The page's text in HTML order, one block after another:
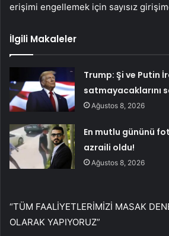
erişimi engellemek için sayısız
İlgili Makaleler
Trump: Şi ve Putin
satmayacaklarını
Ağustos 8, 2026
En mutlu gününü
azraili oldu!
Ağustos 8, 2026
“TÜM FAALİYETLERİMİZİ MASAK
OLARAK YAPIYORUZ”